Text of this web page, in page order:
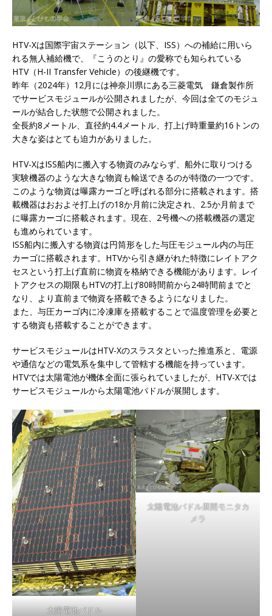
HTV-Xは国際宇宙ステーション（以下、ISS）への補給に用いら
れる無人補給機で、『こうのとり』の愛称でも知られている
HTV（H-II Transfer Vehicle）の後継機です。
昨年（2024年）12月には神奈川県にある三菱電気 鎌倉製作所
でサービスモジュールが公開されましたが、今回は全てのモジュ
ールが結合した状態で公開されました。
全長約8メートル、直径約4.4メートル、打上げ時重量約16トンの
大きな姿はとても迫力がありました。
HTV-XはISS船内に搬入する物資のみならず、船外に取りつける
実験機器のような大きな物資も輸送できるのが特徴の一つです。
このような物資は曝露カーゴと呼ばれる部分に搭載されます。搭
載機器はおおよそ打上げの18か月前に決定され、2.5か月前まで
に曝露カーゴに搭載されます。現在、2号機への搭載機器の選定
も進められています。
ISS船内に搬入する物資は円筒形をした与圧モジュール内の与圧
カーゴに搭載されます。HTVから引き継がれた特徴にレイトアク
セスという打上げ直前に物資を格納できる機能があります。レイ
トアクセスの期限もHTVの打上げ80時間前から24時間前までと
なり、より直前まで物資を搭載できるようになりました。
また、与圧カーゴ内に冷凍庫を搭載することで温度管理を必要と
する物資も搭載することができます。
サービスモジュールはHTV-Xのスラスタといった推進系と、電源
や通信などの電気系を集中して管轄する機能を持っています。
HTVでは太陽電池が機体全面に張られていましたが、HTV-Xでは
サービスモジュールから太陽電池パドルが展開します。
太陽電池パドル
太陽電池パドル展開モニタカ
メラ